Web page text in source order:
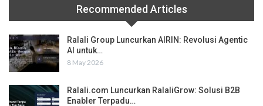
Recommended Articles
Ralali Group Luncurkan AIRIN: Revolusi Agentic
AI untuk…
8 May 2026
Ralali.com Luncurkan RalaliGrow: Solusi B2B
Enabler Terpadu…